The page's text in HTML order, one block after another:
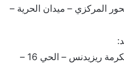
شارع 54 – المحور المركزي – ميدان الحرية –
العنوان: بجوار كمبوند الكرمة ريزيدنس – الحي 16 –